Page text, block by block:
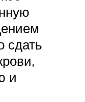
сдать
и